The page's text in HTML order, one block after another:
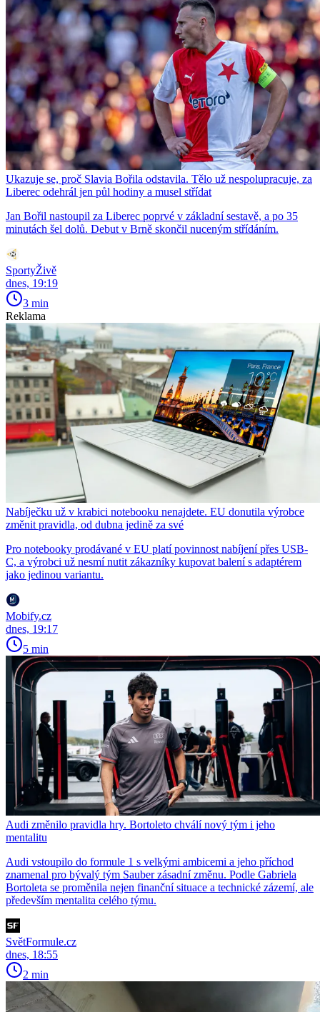
Ukazuje se, proč Slavia Bořila odstavila. Tělo už nespolupracuje, za
Liberec odehrál jen půl hodiny a musel střídat
Jan Bořil nastoupil za Liberec poprvé v základní sestavě, a po 35
minutách šel dolů. Debut v Brně skončil nuceným střídáním.
SportyŽivě
dnes, 19:19
3 min
Reklama
Nabíječku už v krabici notebooku nenajdete. EU donutila výrobce
změnit pravidla, od dubna jedině za své
Pro notebooky prodávané v EU platí povinnost nabíjení přes USB-
C, a výrobci už nesmí nutit zákazníky kupovat balení s adaptérem
jako jedinou variantu.
Mobify.cz
dnes, 19:17
5 min
Audi změnilo pravidla hry. Bortoleto chválí nový tým i jeho
mentalitu
Audi vstoupilo do formule 1 s velkými ambicemi a jeho příchod
znamenal pro bývalý tým Sauber zásadní změnu. Podle Gabriela
Bortoleta se proměnila nejen finanční situace a technické zázemí, ale
především mentalita celého týmu.
SvětFormule.cz
dnes, 18:55
2 min